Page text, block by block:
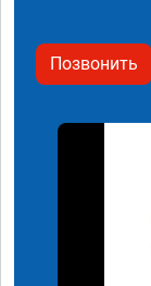
Позвонить